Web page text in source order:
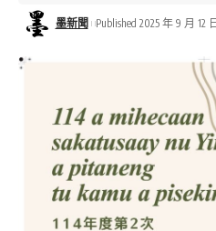
墨新聞 Published 2025 年 9 月 12 日